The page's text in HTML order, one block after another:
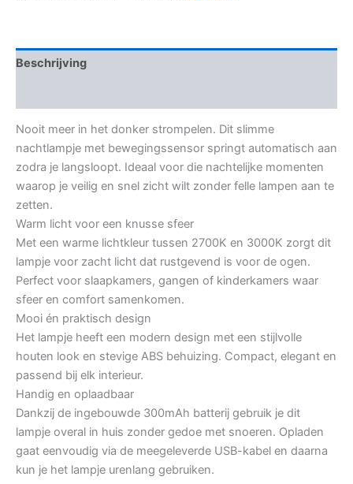
Beschrijving
Nooit meer in het donker strompelen. Dit slimme
nachtlampje met bewegingssensor springt automatisch aan
zodra je langsloopt. Ideaal voor die nachtelijke momenten
waarop je veilig en snel zicht wilt zonder felle lampen aan te
zetten.
Warm licht voor een knusse sfeer
Met een warme lichtkleur tussen 2700K en 3000K zorgt dit
lampje voor zacht licht dat rustgevend is voor de ogen.
Perfect voor slaapkamers, gangen of kinderkamers waar
sfeer en comfort samenkomen.
Mooi én praktisch design
Het lampje heeft een modern design met een stijlvolle
houten look en stevige ABS behuizing. Compact, elegant en
passend bij elk interieur.
Handig en oplaadbaar
Dankzij de ingebouwde 300mAh batterij gebruik je dit
lampje overal in huis zonder gedoe met snoeren. Opladen
gaat eenvoudig via de meegeleverde USB-kabel en daarna
kun je het lampje urenlang gebruiken.